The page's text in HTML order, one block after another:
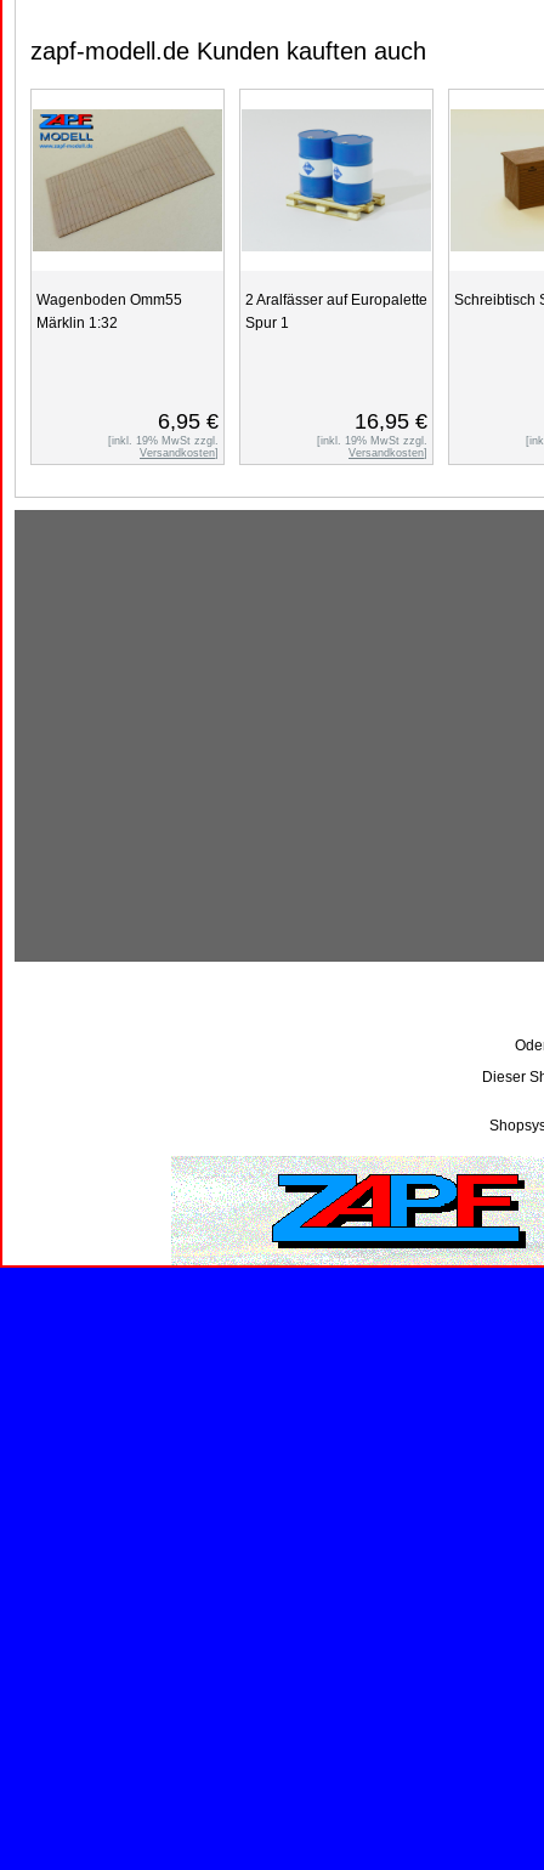
zapf-modell.de Kunden kauften auch
Wagenboden Omm55
Märklin 1:32
6,95 €
[inkl. 19% MwSt zzgl.
Versandkosten]
2 Aralfässer auf Europalette
Spur 1
16,95 €
[inkl. 19% MwSt zzgl.
Versandkosten]
Schreibtisch
Dieser